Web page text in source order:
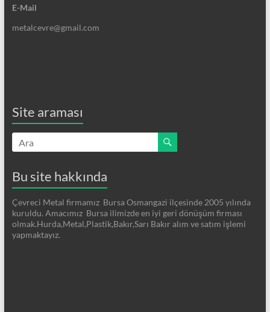
E-Mail
metalcevre@gmail.com
Site araması
Bu site hakkında
Çevreci Metal firmamız Bursa Osmangazi ilçesinde 2005 yılında
kuruldu. Amacımız Bursa ilimizde en iyi geri dönüşüm firması
olmak.Hurda,Metal,Plastik,Bakır,Sarı Bakır alım ve satım işlemi
yapmaktayız.